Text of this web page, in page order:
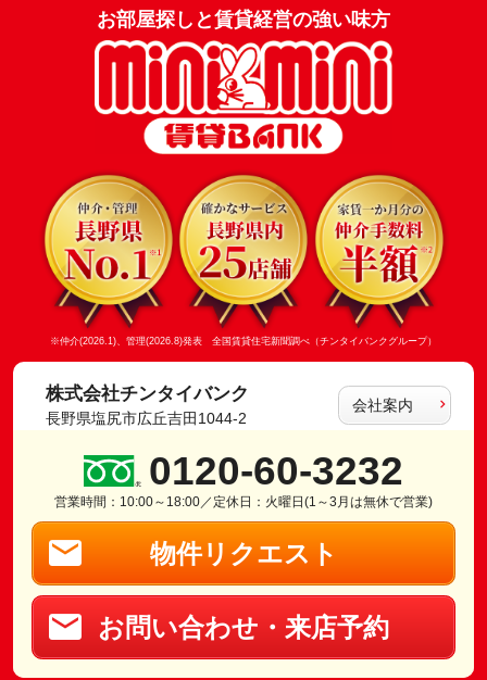
お部屋探しと賃貸経営の強い味方
※仲介(2026.1)、管理(2026.8)発表 全国賃貸住宅新聞調べ（チンタイバンクグループ）
株式会社チンタイバンク
長野県塩尻市広丘吉田1044-2
会社案内
0120-60-3232
営業時間：10:00～18:00／定休日：火曜日(1～3月は無休で営業)
物件リクエスト
お問い合わせ・来店予約